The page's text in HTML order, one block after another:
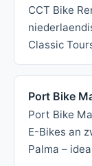
CCT Bike
Classic
Port Bike
Port Bike
E-Bikes an
Palma –